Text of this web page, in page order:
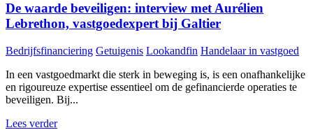
De waarde beveiligen: interview met Aurélien
Lebrethon, vastgoedexpert bij Galtier
Bedrijfsfinanciering Getuigenis Lookandfin Handelaar in vastgoed
In een vastgoedmarkt die sterk in beweging is, is een onafhankelijke
en rigoureuze expertise essentieel om de gefinancierde operaties te
beveiligen. Bij...
Lees verder